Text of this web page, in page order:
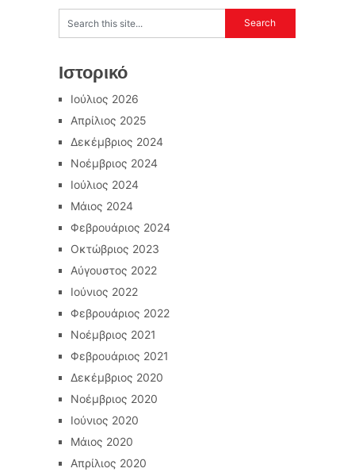
Ιστορικό
Ιούλιος 2026
Απρίλιος 2025
Δεκέμβριος 2024
Νοέμβριος 2024
Ιούλιος 2024
Μάιος 2024
Φεβρουάριος 2024
Οκτώβριος 2023
Αύγουστος 2022
Ιούνιος 2022
Φεβρουάριος 2022
Νοέμβριος 2021
Φεβρουάριος 2021
Δεκέμβριος 2020
Νοέμβριος 2020
Ιούνιος 2020
Μάιος 2020
Απρίλιος 2020